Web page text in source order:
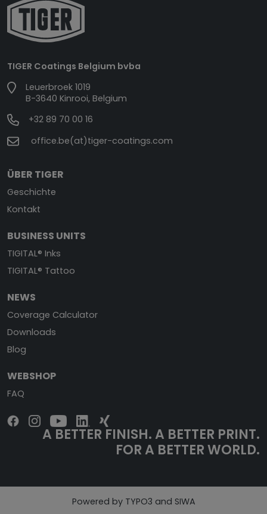
TIGER Coatings Belgium bvba
Leuerbroek 1019
B-3640 Kinrooi, Belgium
+32 89 70 00 16
office.be(at)tiger-coatings.com
ÜBER TIGER
Geschichte
Kontakt
BUSINESS UNITS
TIGITAL® Inks
TIGITAL® Tattoo
NEWS
Coverage Calculator
Downloads
Blog
WEBSHOP
FAQ
A BETTER FINISH. A BETTER PRINT.
FOR A BETTER WORLD.
Powered by TYPO3 and SIWA